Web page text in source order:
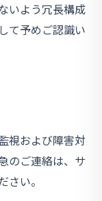
いよう冗長構成
て予めご認識い
視および障害対
のご連絡は、サ
い。